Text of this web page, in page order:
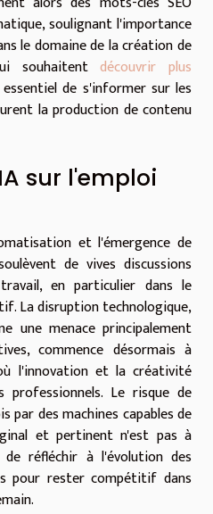
soulignant l'importance
le domaine de la création de
souhaitentdécouvrir plus
de s'informer sur les
la production de contenu
sur l'emploi
et l'émergence de
de vives discussions
en particulier dans le
La disruption technologique,
une menace principalement
commence désormais à
l'innovation et la créativité
Le risque de
par des machines capables de
et pertinent n'est pas à
réfléchir à l'évolution des
pour rester compétitif dans